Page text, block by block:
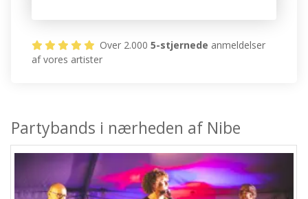
Over 2.0005-stjernede anmeldelser
af vores artister
Partybands i nærheden af Nibe